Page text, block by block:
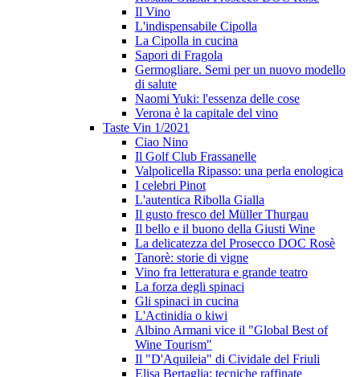
Il Vino
L'indispensabile Cipolla
La Cipolla in cucina
Sapori di Fragola
Germogliare. Semi per un nuovo modello
di salute
Naomi Yuki: l'essenza delle cose
Verona è la capitale del vino
Taste Vin 1/2021
Ciao Nino
Il Golf Club Frassanelle
Valpolicella Ripasso: una perla enologica
I celebri Pinot
L'autentica Ribolla Gialla
Il gusto fresco del Müller Thurgau
Il bello e il buono della Giusti Wine
La delicatezza del Prosecco DOC Rosè
Tanorè: storie di vigne
Vino fra letteratura e grande teatro
La forza degli spinaci
Gli spinaci in cucina
L'Actinidia o kiwi
Albino Armani vice il "Global Best of
Wine Tourism"
Il "D'Aquileia" di Cividale del Friuli
Elisa Bertaglia: tecniche raffinate